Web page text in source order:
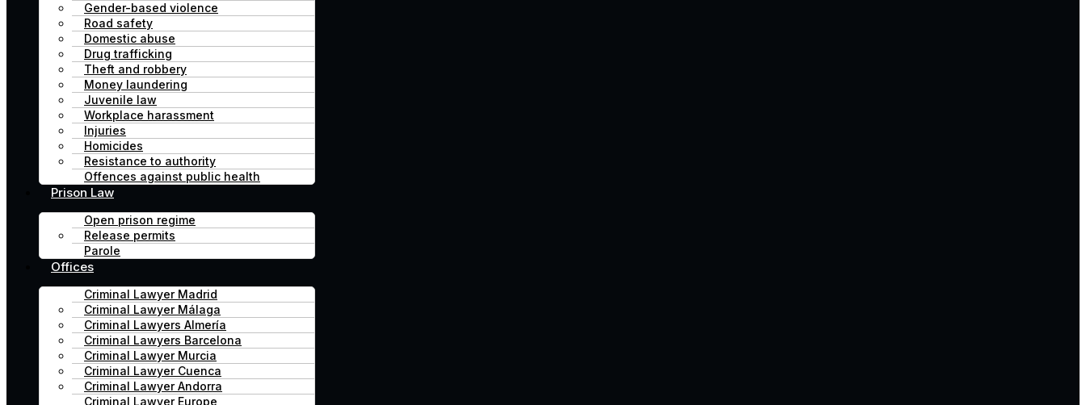
Gender-based violence
Road safety
Domestic abuse
Drug trafficking
Theft and robbery
Money laundering
Juvenile law
Workplace harassment
Injuries
Homicides
Resistance to authority
Offences against public health
Prison Law
Open prison regime
Release permits
Parole
Offices
Criminal Lawyer Madrid
Criminal Lawyer Málaga
Criminal Lawyers Almería
Criminal Lawyers Barcelona
Criminal Lawyer Murcia
Criminal Lawyer Cuenca
Criminal Lawyer Andorra
Criminal Lawyer Europe